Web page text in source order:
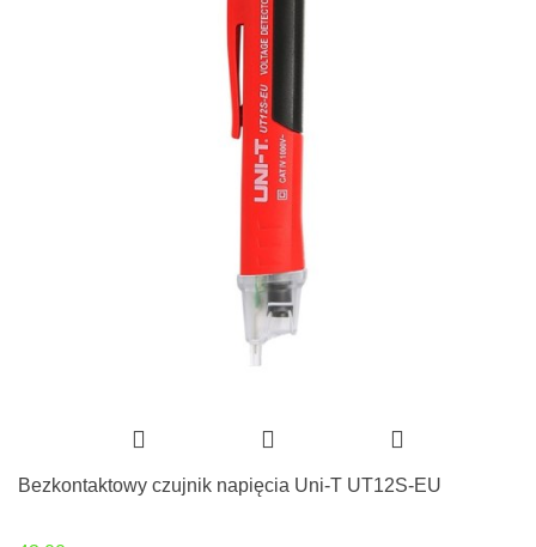
Bezkontaktowy czujnik napięcia Uni-T UT12S-EU